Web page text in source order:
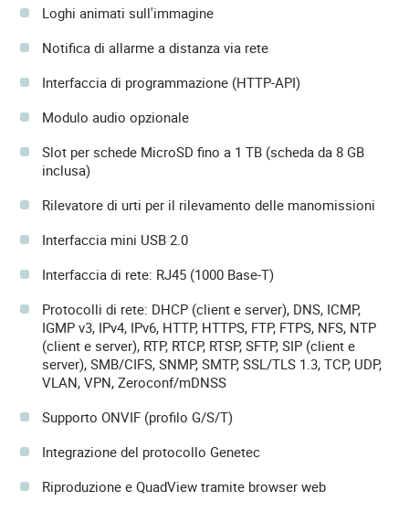
Loghi animati sull'immagine
Notifica di allarme a distanza via rete
Interfaccia di programmazione (HTTP-API)
Modulo audio opzionale
Slot per schede MicroSD fino a 1 TB (scheda da 8 GB
inclusa)
Rilevatore di urti per il rilevamento delle manomissioni
Interfaccia mini USB 2.0
Interfaccia di rete: RJ45 (1000 Base-T)
Protocolli di rete: DHCP (client e server), DNS, ICMP,
IGMP v3, IPv4, IPv6, HTTP, HTTPS, FTP, FTPS, NFS, NTP
(client e server), RTP, RTCP, RTSP, SFTP, SIP (client e
server), SMB/CIFS, SNMP, SMTP, SSL/TLS 1.3, TCP, UDP,
VLAN, VPN, Zeroconf/mDNSS
Supporto ONVIF (profilo G/S/T)
Integrazione del protocollo Genetec
Riproduzione e QuadView tramite browser web